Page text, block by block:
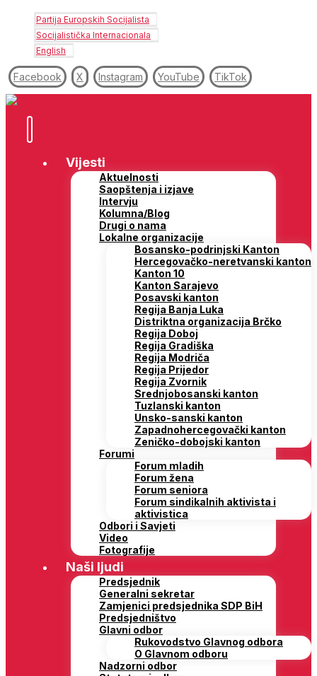
Partija Europskih Socijalista
Socijalistička Internacionala
English
Facebook X Instagram YouTube TikTok
Vijesti
Aktuelnosti
Saopštenja i izjave
Intervju
Kolumna/Blog
Drugi o nama
Lokalne organizacije
Bosansko-podrinjski Kanton
Hercegovačko-neretvanski kanton
Kanton 10
Kanton Sarajevo
Posavski kanton
Regija Banja Luka
Distriktna organizacija Brčko
Regija Doboj
Regija Gradiška
Regija Modriča
Regija Prijedor
Regija Zvornik
Srednjobosanski kanton
Tuzlanski kanton
Unsko-sanski kanton
Zapadnohercegovački kanton
Zeničko-dobojski kanton
Forumi
Forum mladih
Forum žena
Forum seniora
Forum sindikalnih aktivista i
aktivistica
Odbori i Savjeti
Video
Fotografije
Naši ljudi
Predsjednik
Generalni sekretar
Zamjenici predsjednika SDP BiH
Predsjedništvo
Glavni odbor
Rukovodstvo Glavnog odbora
O Glavnom odboru
Nadzorni odbor